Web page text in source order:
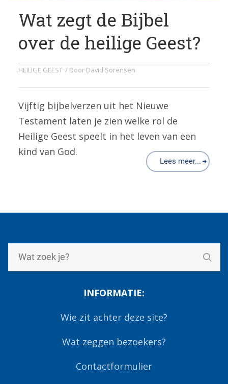
Wat zegt de Bijbel
over de heilige Geest?
HEILIGE GEEST / Door David Sorensen
Vijftig bijbelverzen uit het Nieuwe
Testament laten je zien welke rol de
Heilige Geest speelt in het leven van een
kind van God.
Lees meer...
INFORMATIE:
Wie zit achter deze site?
Wat zeggen bezoekers?
Contactformulier